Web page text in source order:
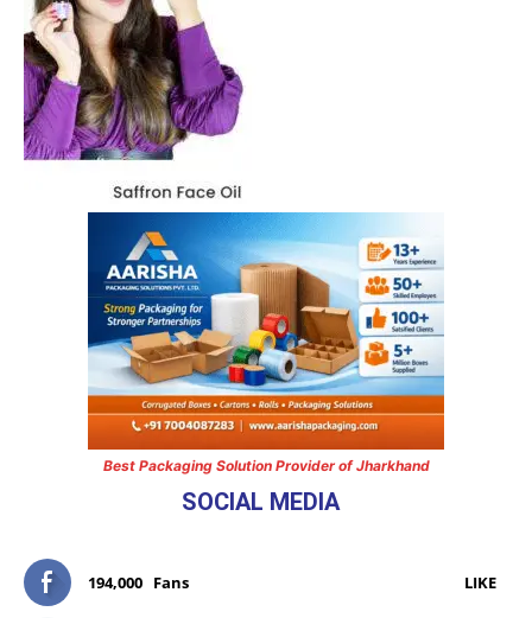
Best Packaging Solution Provider of Jharkhand
SOCIAL MEDIA
194,000 Fans LIKE